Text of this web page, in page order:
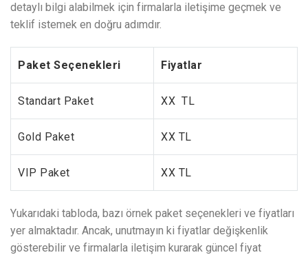
detaylı bilgi alabilmek için firmalarla iletişime geçmek ve
teklif istemek en doğru adımdır.
Paket Seçenekleri Fiyatlar
Standart Paket XX TL
Gold Paket XX TL
VIP Paket XX TL
Yukarıdaki tabloda, bazı örnek paket seçenekleri ve fiyatları
yer almaktadır. Ancak, unutmayın ki fiyatlar değişkenlik
gösterebilir ve firmalarla iletişim kurarak güncel fiyat